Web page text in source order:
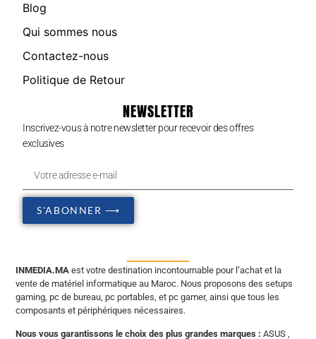
Blog
Qui sommes nous
Contactez-nous
Politique de Retour
NEWSLETTER
Inscrivez-vous à notre newsletter pour recevoir des offres
exclusives
S'ABONNER ⟶
INMEDIA.MA est votre destination incontournable pour l’achat et la
vente de matériel informatique au Maroc. Nous proposons des setups
gaming, pc de bureau, pc portables, et pc gamer, ainsi que tous les
composants et périphériques nécessaires.
Nous vous garantissons le choix des plus grandes marques : ASUS ,